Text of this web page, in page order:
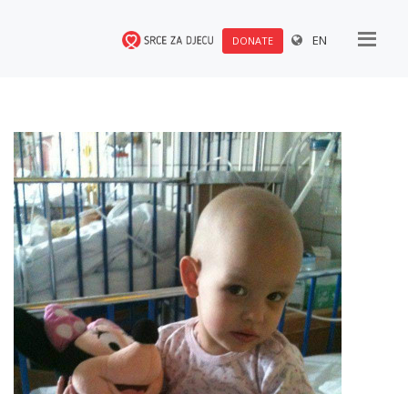
DONATE EN